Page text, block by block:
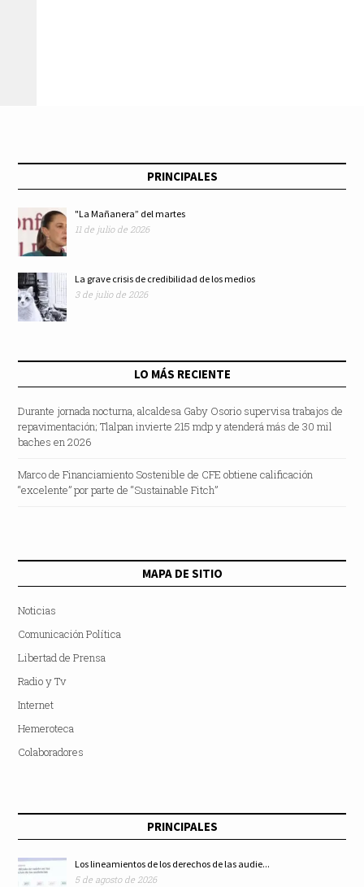
PRINCIPALES
"La Mañanera” del martes
11 de julio de 2026
La grave crisis de credibilidad de los medios
3 de julio de 2026
LO MÁS RECIENTE
Durante jornada nocturna, alcaldesa Gaby Osorio supervisa trabajos de
repavimentación; Tlalpan invierte 215 mdp y atenderá más de 30 mil
baches en 2026
Marco de Financiamiento Sostenible de CFE obtiene calificación
“excelente” por parte de “Sustainable Fitch”
MAPA DE SITIO
Noticias
Comunicación Política
Libertad de Prensa
Radio y Tv
Internet
Hemeroteca
Colaboradores
PRINCIPALES
Los lineamientos de los derechos de las audie...
5 de agosto de 2026